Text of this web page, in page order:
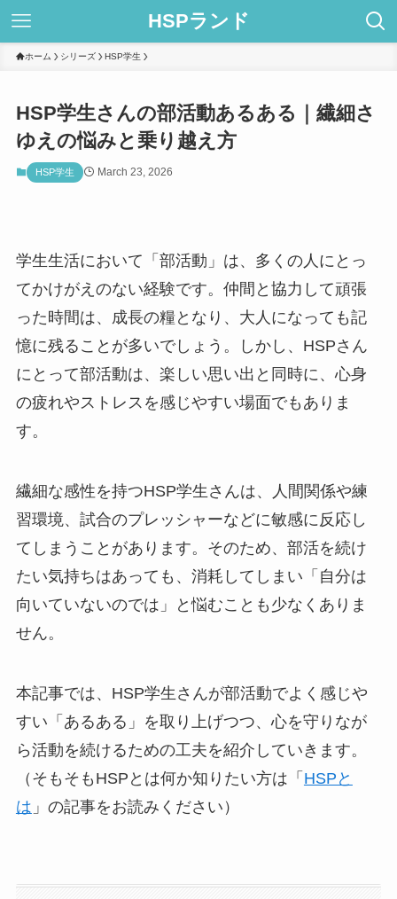
HSPランド
ホーム シリーズ HSP学生
HSP学生さんの部活動あるある｜繊細さ
ゆえの悩みと乗り越え方
HSP学生 March 23, 2026
学生生活において「部活動」は、多くの人にとっ
てかけがえのない経験です。仲間と協力して頑張
った時間は、成長の糧となり、大人になっても記
憶に残ることが多いでしょう。しかし、HSPさん
にとって部活動は、楽しい思い出と同時に、心身
の疲れやストレスを感じやすい場面でもありま
す。
繊細な感性を持つHSP学生さんは、人間関係や練
習環境、試合のプレッシャーなどに敏感に反応し
てしまうことがあります。そのため、部活を続け
たい気持ちはあっても、消耗してしまい「自分は
向いていないのでは」と悩むことも少なくありま
せん。
本記事では、HSP学生さんが部活動でよく感じや
すい「あるある」を取り上げつつ、心を守りなが
ら活動を続けるための工夫を紹介していきます。
（そもそもHSPとは何か知りたい方は「 HSPと
は 」の記事をお読みください）